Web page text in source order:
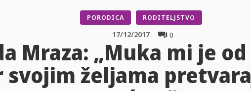
PORODICA RODITELJSTVO
0
17/12/2017
Mraza: „Muka mi je
željama